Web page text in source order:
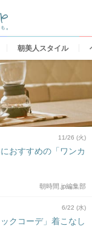
朝美人スタイル
11/26 (火)
おすすめの「ワンカ
朝時間.jp編集部
6/22 (水)
クコーデ」着こなし